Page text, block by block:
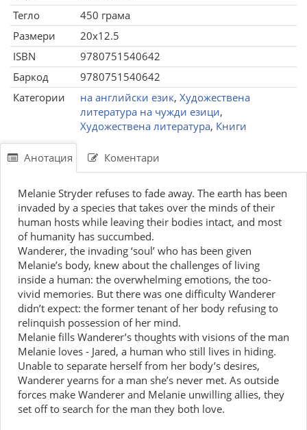
Тегло
450 грама
Размери
20x12.5
ISBN
9780751540642
Баркод
9780751540642
Категории
на английски език, Художествена
литература на чужди езици,
Художествена литература, Книги
Анотация Коментари
Melanie Stryder refuses to fade away. The earth has been
invaded by a species that takes over the minds of their
human hosts while leaving their bodies intact, and most
of humanity has succumbed.
Wanderer, the invading ‘soul’ who has been given
Melanie’s body, knew about the challenges of living
inside a human: the overwhelming emotions, the too-
vivid memories. But there was one difficulty Wanderer
didn’t expect: the former tenant of her body refusing to
relinquish possession of her mind.
Melanie fills Wanderer’s thoughts with visions of the man
Melanie loves - Jared, a human who still lives in hiding.
Unable to separate herself from her body’s desires,
Wanderer yearns for a man she’s never met. As outside
forces make Wanderer and Melanie unwilling allies, they
set off to search for the man they both love.